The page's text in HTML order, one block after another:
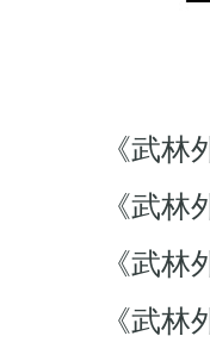
《武林外
《武林外
《武林外
《武林外